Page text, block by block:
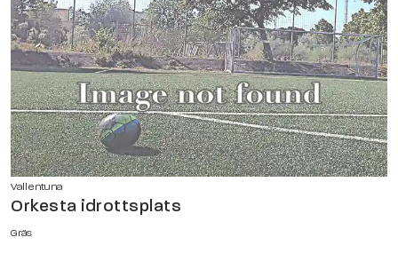
Vallentuna
Orkesta idrottsplats
Gräs